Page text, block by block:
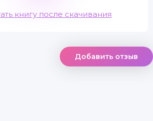
книгу после скачивания
Добавить отзыв